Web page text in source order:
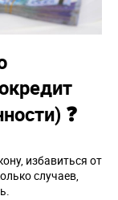
❓
избавиться от
случаев,